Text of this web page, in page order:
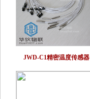
JWD-C1精密温度传感器